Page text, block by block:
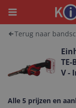
Menu
Terug naar
TE-
V -
Alle 5 prijzen en